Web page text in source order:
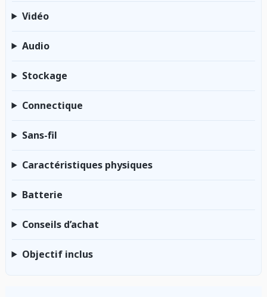
Vidéo
Audio
Stockage
Connectique
Sans-fil
Caractéristiques physiques
Batterie
Conseils d’achat
Objectif inclus